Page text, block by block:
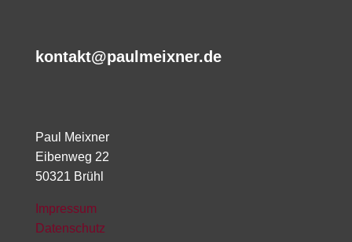
kontakt@paulmeixner.de
Paul Meixner
Eibenweg 22
50321 Brühl
Impressum
Datenschutz